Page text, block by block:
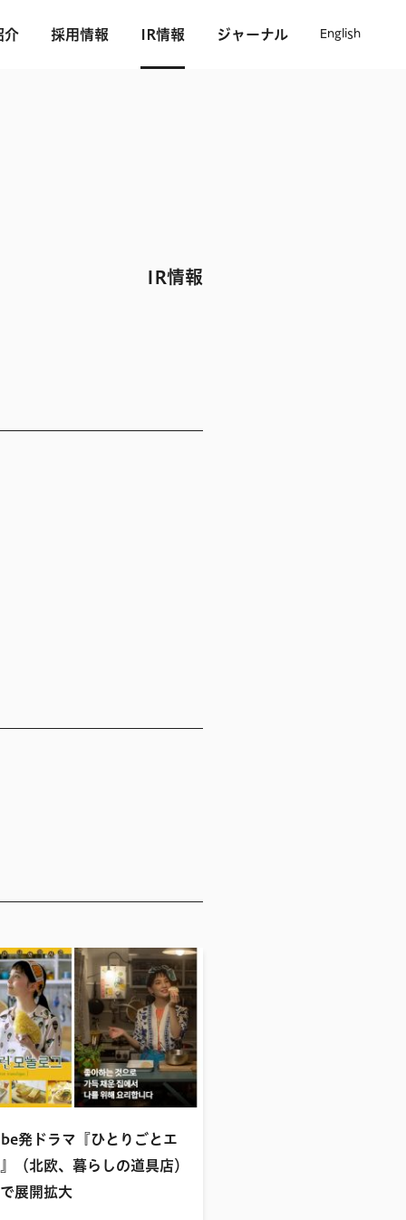
介 採用情報 IR情報 ジャーナル English
IR情報
発ドラマ『ひとりごとエ
（北欧、暮らしの道具店）
展開拡大